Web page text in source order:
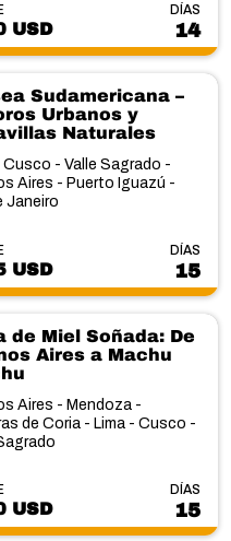
USD
DÍAS
14
Sudamericana –
Urbanos y
Naturales
Cusco - Valle Sagrado -
Aires - Puerto Iguazú -
Janeiro
USD
DÍAS
15
de Miel Soñada: De
Aires a Machu
Aires - Mendoza -
de Coria - Lima - Cusco -
USD
DÍAS
15